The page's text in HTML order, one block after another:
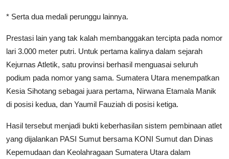
* Serta dua medali perunggu lainnya.
Prestasi lain yang tak kalah membanggakan tercipta pada nomor
lari 3.000 meter putri. Untuk pertama kalinya dalam sejarah
Kejurnas Atletik, satu provinsi berhasil menguasai seluruh
podium pada nomor yang sama. Sumatera Utara menempatkan
Kesia Sihotang sebagai juara pertama, Nirwana Etamala Manik
di posisi kedua, dan Yaumil Fauziah di posisi ketiga.
Hasil tersebut menjadi bukti keberhasilan sistem pembinaan atlet
yang dijalankan PASI Sumut bersama KONI Sumut dan Dinas
Kepemudaan dan Keolahragaan Sumatera Utara dalam